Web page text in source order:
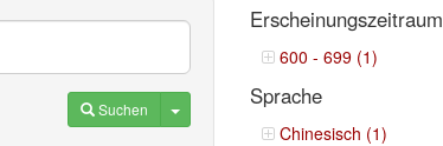
Suchen Toggle Dropdown
Erscheinungszeitraum
600 - 699 (1)
Sprache
Chinesisch (1)